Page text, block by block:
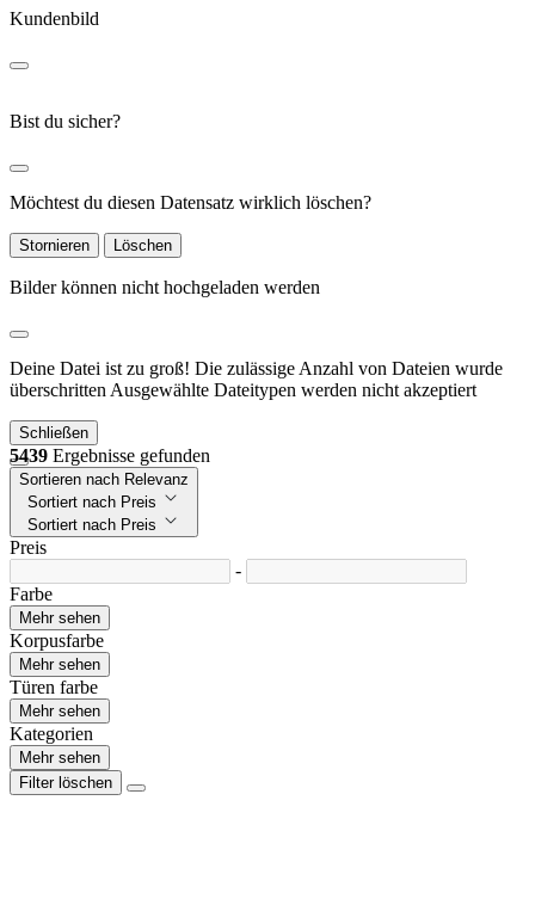
Kundenbild
Bist du sicher?
Möchtest du diesen Datensatz wirklich löschen?
Stornieren Löschen
Bilder können nicht hochgeladen werden
Deine Datei ist zu groß! Die zulässige Anzahl von Dateien wurde
überschritten Ausgewählte Dateitypen werden nicht akzeptiert
Schließen
5439 Ergebnisse gefunden
Sortieren nach Relevanz
Sortiert nach Preis
Sortiert nach Preis
Preis
-
Farbe
Mehr sehen
Korpusfarbe
Mehr sehen
Türen farbe
Mehr sehen
Kategorien
Mehr sehen
Filter löschen